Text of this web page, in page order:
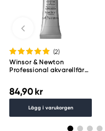
(2)
Winsor & Newton
Professional akvarellfärg
84,90 kr
Lägg i varukorgen